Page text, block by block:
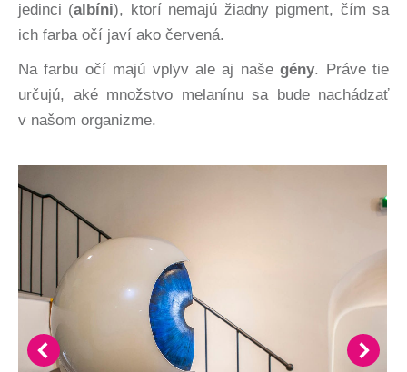
jedinci (albíni), ktorí nemajú žiadny pigment, čím sa
ich farba očí javí ako červená.
Na farbu očí majú vplyv ale aj našegény. Práve tie
určujú, aké množstvo melanínu sa bude nachádzať
v našom organizme.